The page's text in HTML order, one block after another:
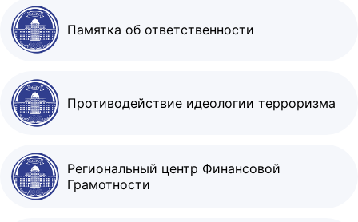
Памятка об ответственности
Противодействие идеологии терроризма
Региональный центр Финансовой
Грамотности